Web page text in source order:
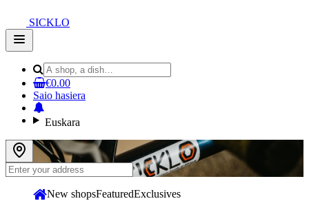
SICKLO
Open
main
€0.00
Saio hasiera
Euskara
New shopsFeaturedExclusives